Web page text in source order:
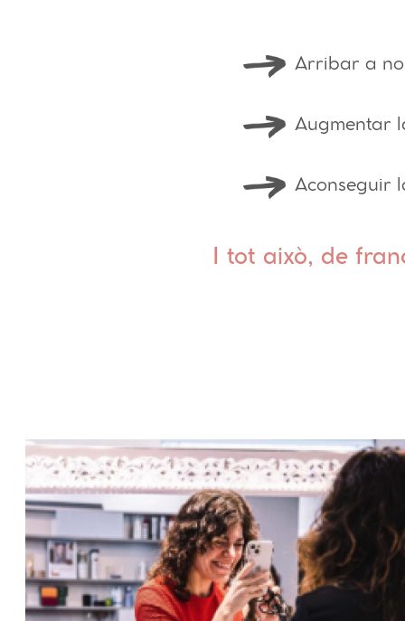
Arribar a
Augmentar
Aconseguir
I tot això, de